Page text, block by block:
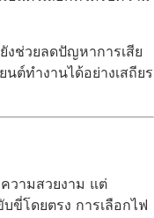
งช่วยลดปัญหาการเสีย
ต์ทำงานได้อย่างเสถียร
ความสวยงาม แต่
ขี่โดยตรง การเลือกไฟ